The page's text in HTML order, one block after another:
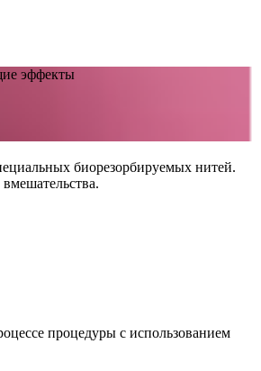
эффекты
биорезорбируемых нитей.
процедуры с использованием